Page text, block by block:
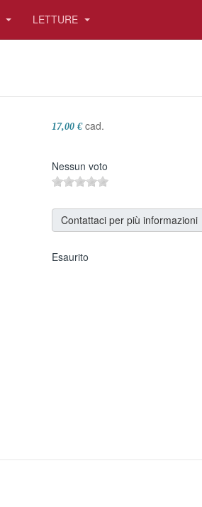
LETTURE
17,00 € cad.
Nessun voto
Contattaci per più informazioni
Esaurito